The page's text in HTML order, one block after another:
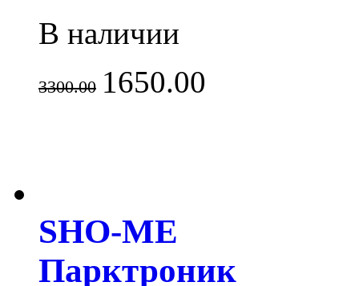
В наличии
3300.00 1650.00
SHO-ME
Парктроник